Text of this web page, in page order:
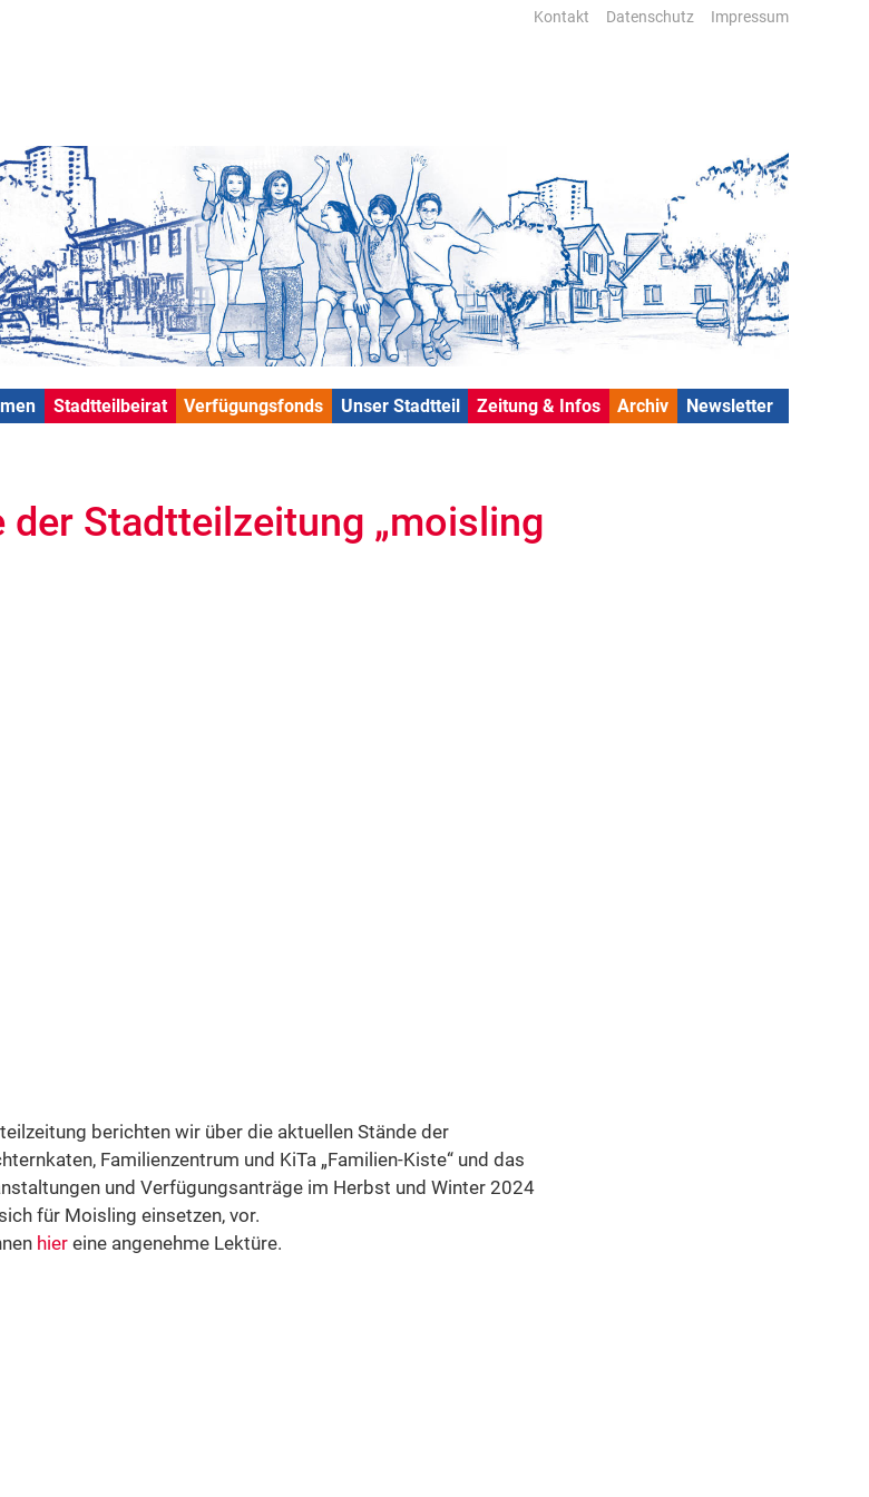
Kontakt Datenschutz Impressum
Stadtteilbeirat Verfügungsfonds Unser Stadtteil Zeitung & Infos Archiv Newsletter
der Stadtteilzeitung „moisling
berichten wir über die aktuellen Stände der
Familienzentrum und KiTa „Familien-Kiste“ und das
und Verfügungsanträge im Herbst und Winter 2024
für Moisling einsetzen, vor.
hiereine angenehme Lektüre.